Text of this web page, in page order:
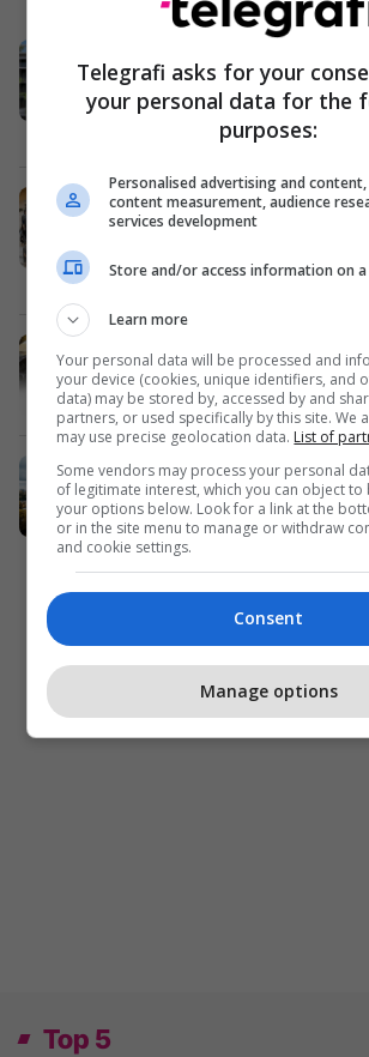
jetesës - Holiday In
jetesë buzë detit në
Edil Project
Studioni për një
ose Master të klasit
në Evropë në
CITY College
Dacia Duster, C-
shitur në Kosovë
Auto Mita
Fluturime direkte
Prishtinë çdo të
me PrishtinaTicket
Top 5
Telegrafi asks for your
your personal data for the
purposes:
Personalised advertising and
content measurement, audience
services development
Store and/or access information on a
Learn more
Your personal data will be processed and
your device (cookies, unique identifiers, and
data) may be stored by, accessed by and
partners, or used specifically by this site. We
may use precise geolocation data. List of
Some vendors may process your personal
of legitimate interest, which you can object to
your options below. Look for a link at the
or in the site menu to manage or withdraw
and cookie settings.
Consent
Manage options